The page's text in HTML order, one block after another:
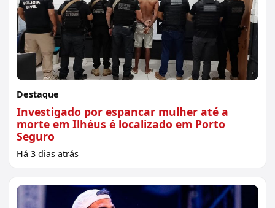
Destaque
Investigado por espancar mulher até a
morte em Ilhéus é localizado em Porto
Seguro
Há 3 dias atrás